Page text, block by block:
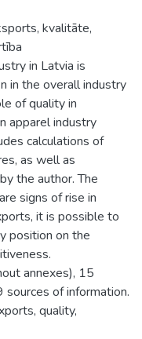
kvalitāte,
in Latvia is
in the overall industry
of quality in
apparel industry
calculations of
as well as
the author. The
signs of rise in
it is possible to
position on the
annexes), 15
of information.
quality,